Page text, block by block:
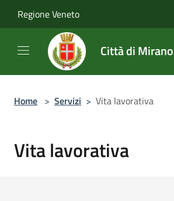
Regione Veneto
Città di Mirano
Home > Servizi > Vita lavorativa
Vita lavorativa